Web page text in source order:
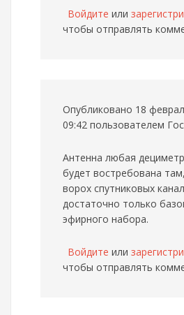
Войдите или
чтобы отправлять
Опубликовано 18
09:42 пользователем
Антенна любая
будет востребована
ворох спутниковых
достаточно только
эфирного набора.
Войдите или
чтобы отправлять